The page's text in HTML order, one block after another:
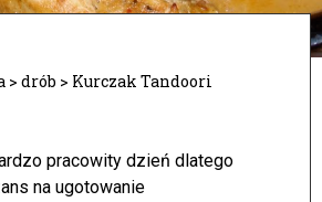
> drób > Kurczak Tandoori
pracowity dzień dlatego
na ugotowanie